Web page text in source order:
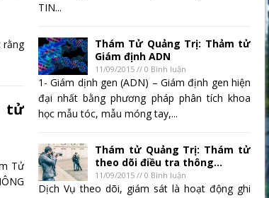
tử
Tử
TIN...
Thám Tử Quảng Trị: Thảm tử
Giám định ADN
11/09/2015 // 0 Bình luận
1- Giám dịnh gen (ADN) – Giám định gen hiện
đại nhất bằng phương pháp phân tích khoa
học mẫu tóc, mẫu móng tay,...
Thám tử Quảng Trị: Thám tử
theo dõi điều tra thông...
11/09/2015 // 0 Bình luận
Dịch Vụ theo dõi, giám sát là hoạt động ghi